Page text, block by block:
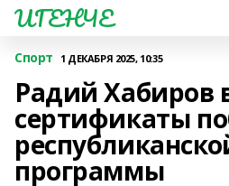
ИГЕНЧЕ
Спорт 1 ДЕКАБРЯ 2025, 10:35
Радий Хабиров
сертификаты
программы